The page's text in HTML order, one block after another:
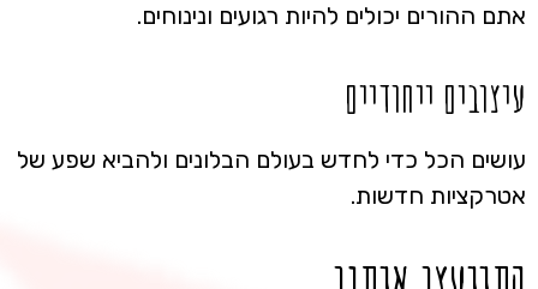
אתם ההורים יכולים להיות רגועים ונינוחים.
עיצובים ייחודיים
עושים הכל כדי לחדש בעולם הבלונים ולהביא שפע של
אטרקציות חדשות.